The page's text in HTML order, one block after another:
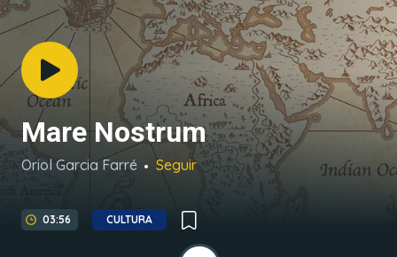
Mare Nostrum
Oriol Garcia Farré Seguir
03:56 CULTURA